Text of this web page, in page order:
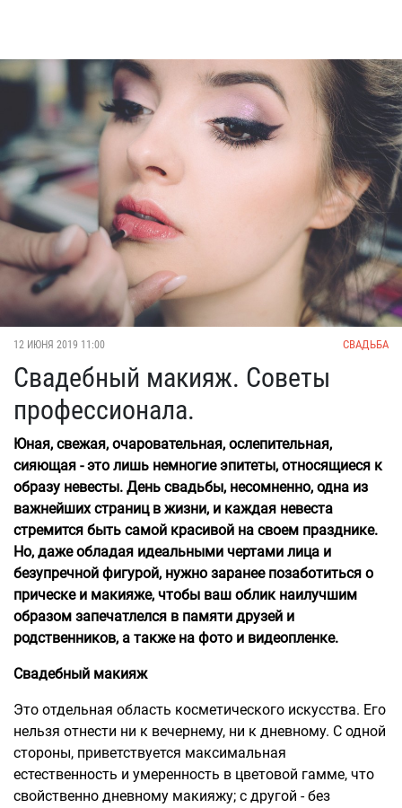
12 ИЮНЯ 2019 11:00 СВАДЬБА
Свадебный макияж. Советы
профессионала.
Юная, свежая, очаровательная, ослепительная,
сияющая - это лишь немногие эпитеты, относящиеся к
образу невесты. День свадьбы, несомненно, одна из
важнейших страниц в жизни, и каждая невеста
стремится быть самой красивой на своем празднике.
Но, даже обладая идеальными чертами лица и
безупречной фигурой, нужно заранее позаботиться о
прическе и макияже, чтобы ваш облик наилучшим
образом запечатлелся в памяти друзей и
родственников, а также на фото и видеопленке.
Свадебный макияж
Это отдельная область косметического искусства. Его
нельзя отнести ни к вечернему, ни к дневному. С одной
стороны, приветствуется максимальная
естественность и умеренность в цветовой гамме, что
свойственно дневному макияжу; с другой - без